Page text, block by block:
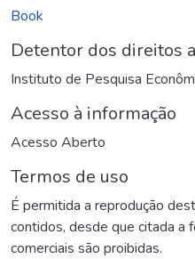
Book
Detentor dos direitos
Instituto de Pesquisa
Acesso à informação
Acesso Aberto
Termos de uso
É permitida a reprodução
contidos, desde que citada a
comerciais são proibidas.